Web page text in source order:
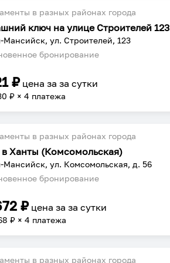
в разных районах города
ключ на улице Строителей 123
Мансийск, ул. Строителей, 123
бронирование
₽ цена заза сутки
₽ × 4 платежа
в разных районах города
Ханты (Комсомольская)
Мансийск, ул. Комсомольская, д. 56
бронирование
₽ цена заза сутки
₽ × 4 платежа
в разных районах города